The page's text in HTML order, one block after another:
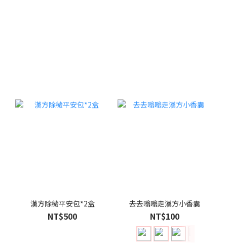
漢方除穢平安包*2盒
NT$500
去去嗡嗡走漢方小香囊
NT$100